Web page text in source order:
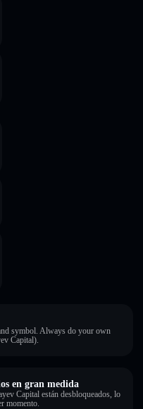
symbol. Always do your own
Capital).
en gran medida
Capital están desbloqueados, lo
momento.